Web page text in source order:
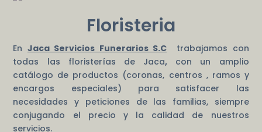
Floristeria
En Jaca Servicios Funerarios S.C trabajamos con
todas las floristerías de Jaca, con un amplio
catálogo de productos (coronas, centros , ramos y
encargos especiales) para satisfacer las
necesidades y peticiones de las familias, siempre
conjugando el precio y la calidad de nuestros
servicios.